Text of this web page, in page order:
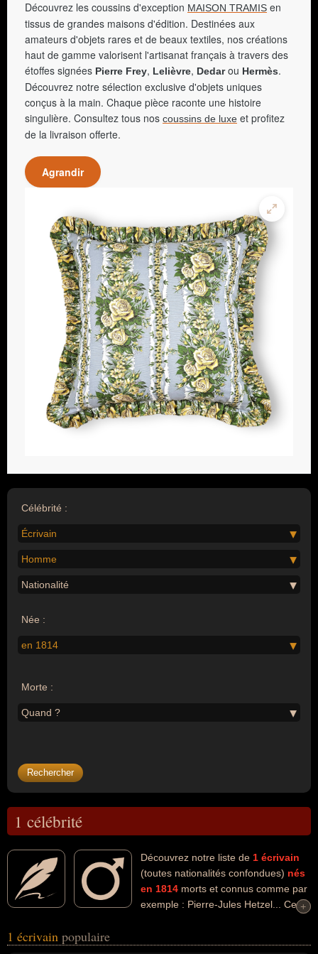
Découvrez les coussins d'exception MAISON TRAMIS en
tissus de grandes maisons d'édition. Destinées aux
amateurs d'objets rares et de beaux textiles, nos créations
haut de gamme valorisent l'artisanat français à travers des
étoffes signées Pierre Frey, Lelièvre, Dedarou Hermès.
Découvrez notre sélection exclusive d'objets uniques
conçus à la main. Chaque pièce raconte une histoire
singulière. Consultez tous nos coussins de luxe et profitez
de la livraison offerte.
Agrandir
Célébrité :
Écrivain
Homme
Nationalité
Née :
en 1814
Morte :
Quand ?
1 célébrité
Découvrez notre liste de 1 écrivain
(toutes nationalités confondues) nés
en 1814 morts et connus comme par
exemple : Pierre-Jules Hetzel... Ces
dans les domaines de l'art, du business ou de la littérature. Ces
+
+
1 écrivain populaire